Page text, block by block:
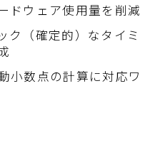
ドウェア使用量を削減
ク（確定的）なタイミ
小数点の計算に対応ワ